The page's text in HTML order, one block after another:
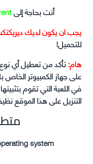
أنت بحاجة إلى
يجب ان يكون لديك
للتحميل!
هام:تأكد من تعطيل أي
على جهاز الكمبيوتر
في اللعبة التي تقوم
التنزيل على هذا الموقع نظيفة 100٪ ولا تحتوي على أي
system